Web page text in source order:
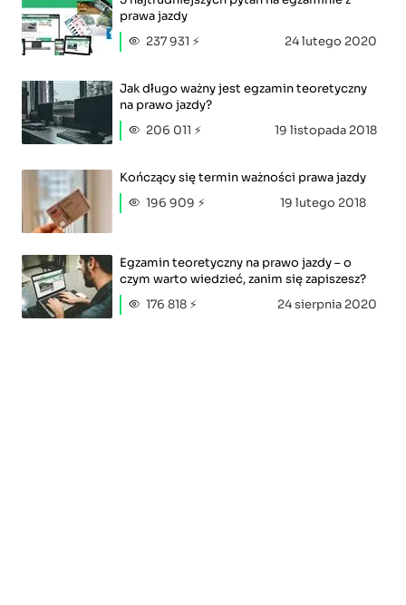
prawa jazdy
237 931 ⚡
24 lutego 2020
Jak długo ważny jest egzamin teoretyczny
na prawo jazdy?
206 011 ⚡
19 listopada 2018
Kończący się termin ważności prawa jazdy
196 909 ⚡
19 lutego 2018
Egzamin teoretyczny na prawo jazdy – o
czym warto wiedzieć, zanim się zapiszesz?
176 818 ⚡
24 sierpnia 2020